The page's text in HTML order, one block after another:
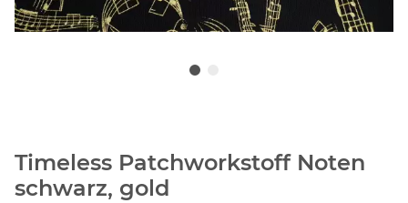
Timeless Patchworkstoff Noten
schwarz, gold